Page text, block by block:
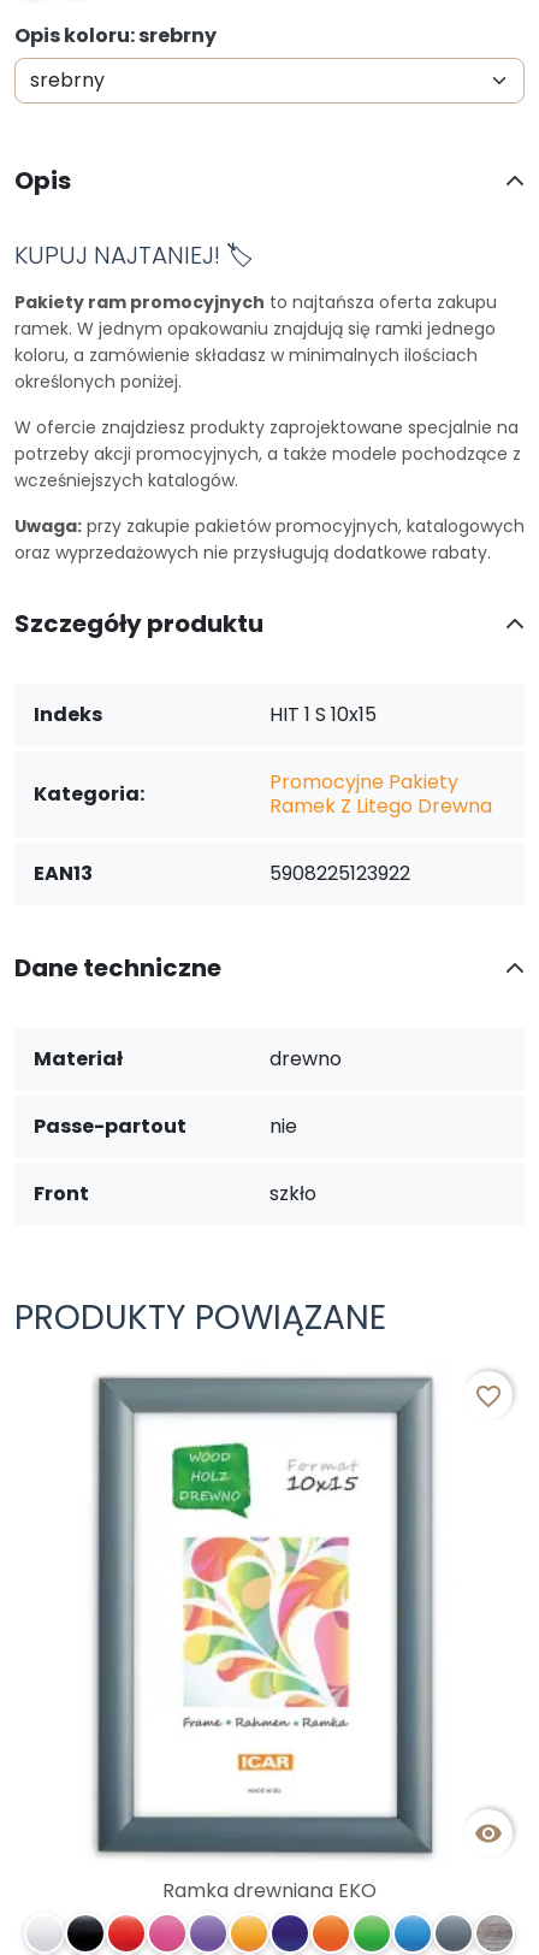
Opis koloru: srebrny
Opis
KUPUJ NAJTANIEJ! 🏷️
Pakiety ram promocyjnych to najtańsza oferta zakupu
ramek. W jednym opakowaniu znajdują się ramki jednego
koloru, a zamówienie składasz w minimalnych ilościach
określonych poniżej.
W ofercie znajdziesz produkty zaprojektowane specjalnie na
potrzeby akcji promocyjnych, a także modele pochodzące z
wcześniejszych katalogów.
Uwaga: przy zakupie pakietów promocyjnych, katalogowych
oraz wyprzedażowych nie przysługują dodatkowe rabaty.
Szczegóły produktu
Indeks HIT 1 S 10x15
Kategoria:
Promocyjne Pakiety
Ramek Z Litego Drewna
EAN13 5908225123922
Dane techniczne
Materiał drewno
Passe-partout nie
Front szkło
PRODUKTY POWIĄZANE

favorite_border
Ramka drewniana EKO